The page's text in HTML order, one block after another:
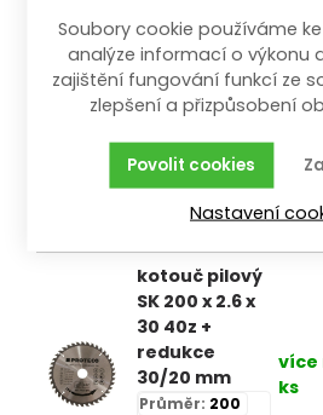
kotouč pilový
SK 190 x 2.4 x
30 40z +
redukce
Průměr:190
(tloušťka):
Počet:40
více
kotouč pilový
SK 200 x 2.6 x
30 40z +
redukce
30/20 mm
Průměr: 200
více
ks
Soubory cookie používáme
analýze informací o výkonu
zajištění fungování funkcí ze
zlepšení a přizpůsobení
Povolit cookies
Nastavení